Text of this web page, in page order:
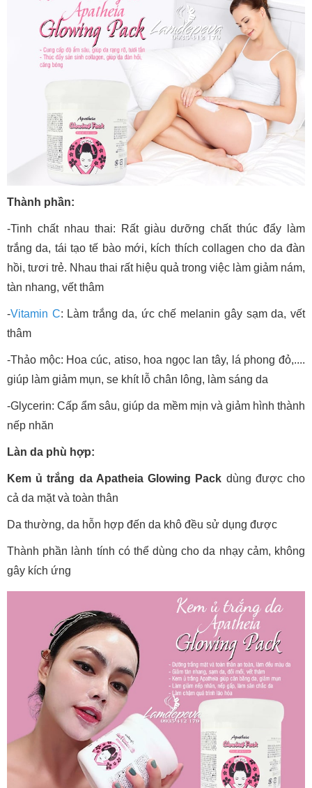
Thành phần:
-Tinh chất nhau thai: Rất giàu dưỡng chất thúc đẩy làm
trắng da, tái tạo tế bào mới, kích thích collagen cho da đàn
hồi, tươi trẻ. Nhau thai rất hiệu quả trong việc làm giảm nám,
tàn nhang, vết thâm
-Vitamin C: Làm trắng da, ức chế melanin gây sạm da, vết
thâm
-Thảo mộc: Hoa cúc, atiso, hoa ngọc lan tây, lá phong đỏ,....
giúp làm giảm mụn, se khít lỗ chân lông, làm sáng da
-Glycerin: Cấp ẩm sâu, giúp da mềm mịn và giảm hình thành
nếp nhăn
Làn da phù hợp:
Kem ủ trắng da Apatheia Glowing Pack dùng được cho
cả da mặt và toàn thân
Da thường, da hỗn hợp đến da khô đều sử dụng được
Thành phần lành tính có thể dùng cho da nhạy cảm, không
gây kích ứng